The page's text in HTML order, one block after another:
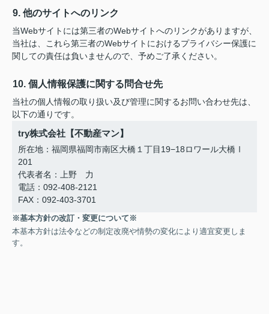
9. 他のサイトへのリンク
当Webサイトには第三者のWebサイトへのリンクがありますが、
当社は、これら第三者のWebサイトにおけるプライバシー保護に
関しての責任は負いませんので、予めご了承ください。
10. 個人情報保護に関する問合せ先
当社の個人情報の取り扱い及び管理に関するお問い合わせ先は、
以下の通りです。
try株式会社【不動産マン】
所在地：福岡県福岡市南区大橋１丁目19−18ロワール大橋Ⅰ
201
代表者名：上野 力
電話：092-408-2121
FAX：092-403-3701
※基本方針の改訂・変更について※
本基本方針は法令などの制定改廃や情勢の変化により適宜変更しま
す。